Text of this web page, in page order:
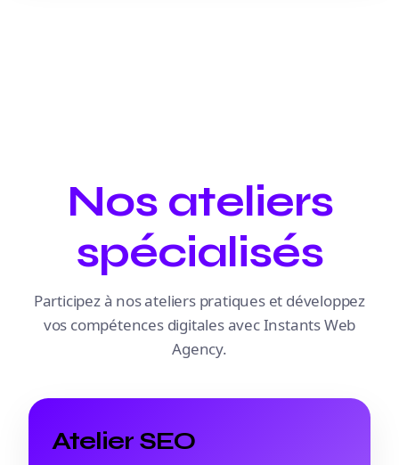
Nos ateliers
spécialisés
Participez à nos ateliers pratiques et développez
vos compétences digitales avec Instants Web
Agency.
Atelier SEO